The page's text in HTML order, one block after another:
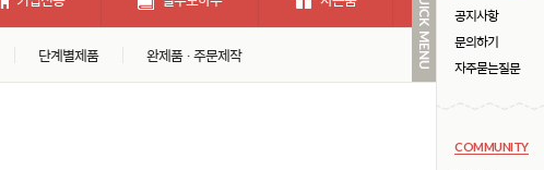
공지사항
문의하기
자주묻는질문
COMMUNITY
단계별제품 완제품 · 주문제작